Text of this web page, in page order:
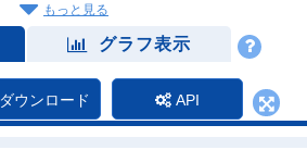
もっと見る
グラフ表示
ダウンロード API